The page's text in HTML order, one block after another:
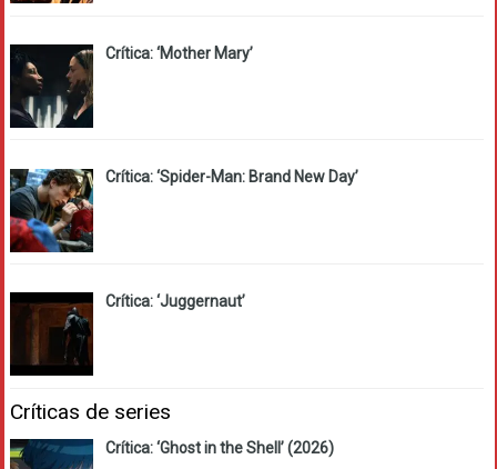
Crítica: ‘Mother Mary’
Crítica: ‘Spider-Man: Brand New Day’
Crítica: ‘Juggernaut’
Críticas de series
Crítica: ‘Ghost in the Shell’ (2026)